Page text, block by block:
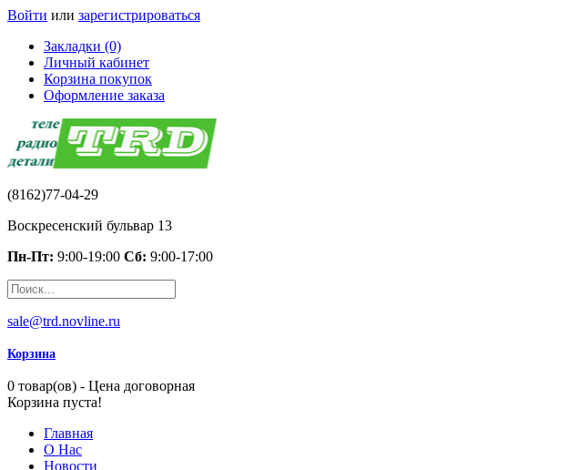
Войти или зарегистрироваться
Закладки (0)
Личный кабинет
Корзина покупок
Оформление заказа
(8162)77-04-29
Воскресенский бульвар 13
Пн-Пт: 9:00-19:00 Сб: 9:00-17:00
sale@trd.novline.ru
Корзина
0 товар(ов) - Цена договорная
Корзина пуста!
Главная
О Нас
Новости